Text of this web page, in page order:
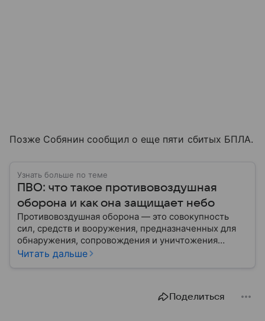
Позже Собянин сообщил о еще пяти сбитых БПЛА.
Узнать больше по теме
ПВО: что такое противовоздушная
оборона и как она защищает небо
Противовоздушная оборона — это совокупность
сил, средств и вооружения, предназначенных для
обнаружения, сопровождения и уничтожения
средств воздушного нападения. Современные
Читать дальше
Поделиться